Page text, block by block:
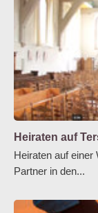
Heiraten auf
Heiraten auf einer
Partner in den...